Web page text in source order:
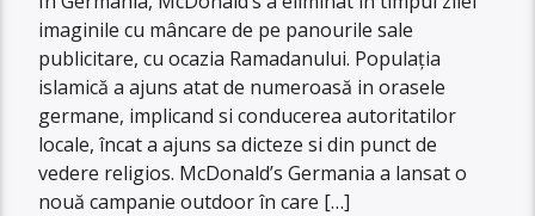
imaginile cu mâncare de pe panourile sale
publicitare, cu ocazia Ramadanului. Populația
islamică a ajuns atat de numeroasă in orasele
germane, implicand si conducerea autoritatilor
locale, încat a ajuns sa dicteze si din punct de
vedere religios. McDonald’s Germania a lansat o
nouă campanie outdoor în care […]